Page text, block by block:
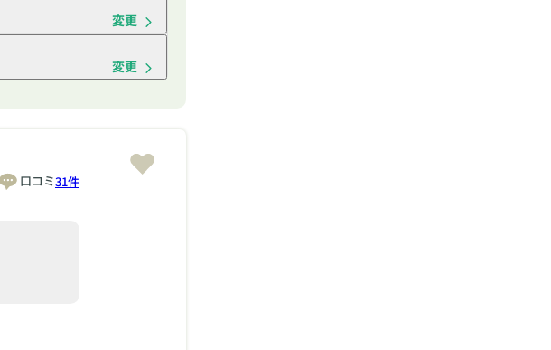
変更
変更
口コミ31件